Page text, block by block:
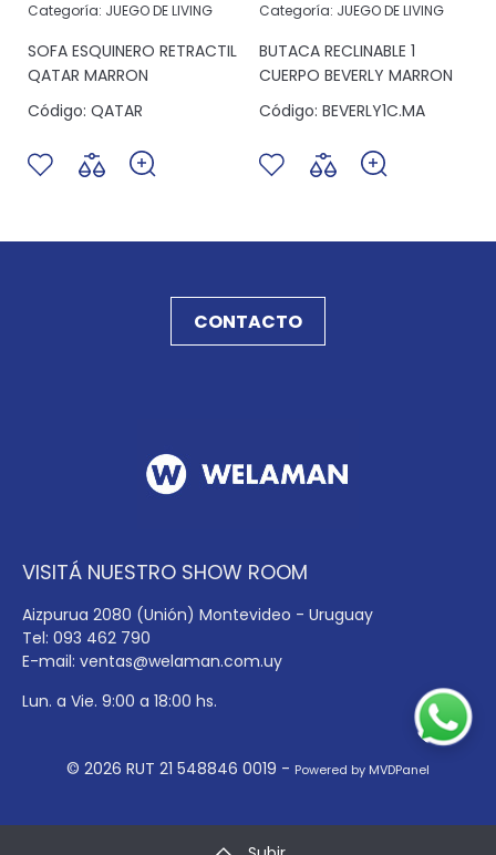
Categoría: JUEGO DE LIVING
SOFA ESQUINERO RETRACTIL
QATAR MARRON
Código: QATAR
Categoría: JUEGO DE LIVING
BUTACA RECLINABLE 1
CUERPO BEVERLY MARRON
Código: BEVERLY1C.MA
CONTACTO
VISITÁ NUESTRO SHOW ROOM
Aizpurua 2080 (Unión) Montevideo - Uruguay
Tel: 093 462 790
E-mail: ventas@welaman.com.uy
Lun. a Vie. 9:00 a 18:00 hs.
© 2026 RUT 21 548846 0019 - Powered by MVDPanel